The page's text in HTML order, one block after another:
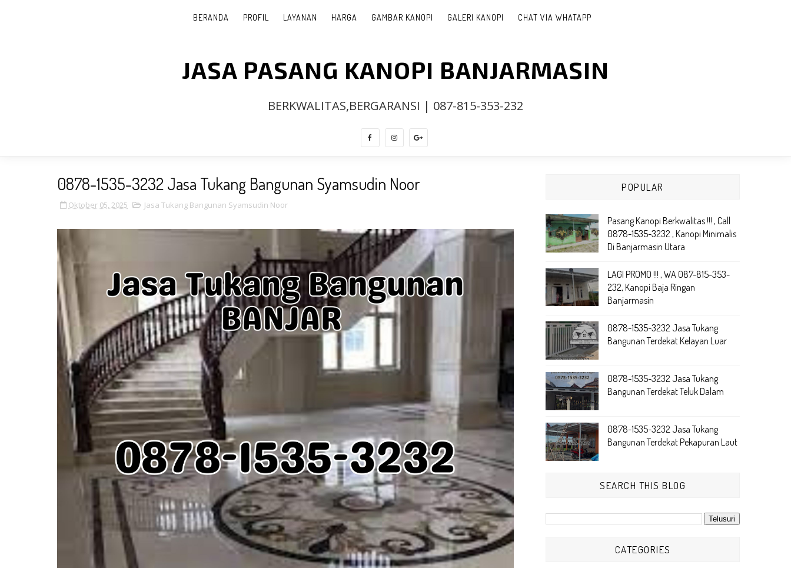
BERANDA PROFIL LAYANAN HARGA GAMBAR KANOPI GALERI KANOPI CHAT VIA WHATAPP
JASA PASANG KANOPI BANJARMASIN
BERKWALITAS,BERGARANSI | 087-815-353-232
0878-1535-3232 Jasa Tukang Bangunan Syamsudin Noor
Oktober 05, 2025 Jasa Tukang Bangunan Syamsudin Noor
POPULAR
Pasang Kanopi Berkwalitas !!! , Call
0878-1535-3232 , Kanopi Minimalis
Di Banjarmasin Utara
LAGI PROMO !!! , WA 087-815-353-
232, Kanopi Baja Ringan
Banjarmasin
0878-1535-3232 Jasa Tukang
Bangunan Terdekat Kelayan Luar
0878-1535-3232 Jasa Tukang
Bangunan Terdekat Teluk Dalam
0878-1535-3232 Jasa Tukang
Bangunan Terdekat Pekapuran Laut
SEARCH THIS BLOG
CATEGORIES